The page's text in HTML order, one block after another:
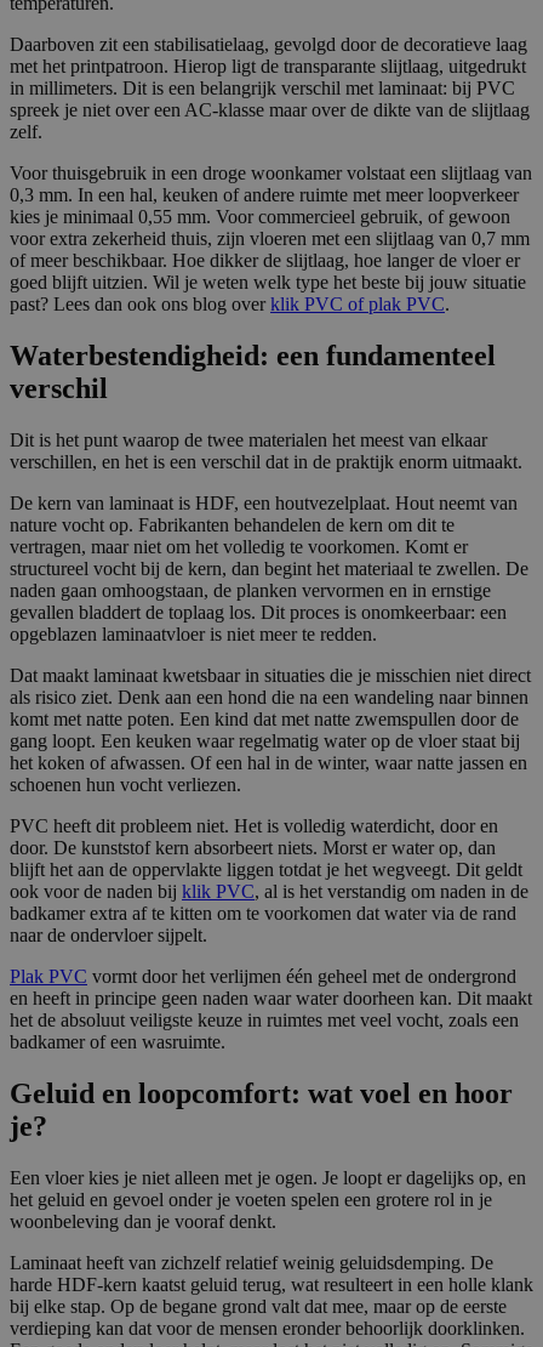
Daarboven zit een stabilisatielaag, gevolgd door de decoratieve laag
met het printpatroon. Hierop ligt de transparante slijtlaag, uitgedrukt
in millimeters. Dit is een belangrijk verschil met laminaat: bij PVC
spreek je niet over een AC-klasse maar over de dikte van de slijtlaag
zelf.
Voor thuisgebruik in een droge woonkamer volstaat een slijtlaag van
0,3 mm. In een hal, keuken of andere ruimte met meer loopverkeer
kies je minimaal 0,55 mm. Voor commercieel gebruik, of gewoon
voor extra zekerheid thuis, zijn vloeren met een slijtlaag van 0,7 mm
of meer beschikbaar. Hoe dikker de slijtlaag, hoe langer de vloer er
goed blijft uitzien. Wil je weten welk type het beste bij jouw situatie
past? Lees dan ook ons blog overklik PVC of plak PVC.
Waterbestendigheid: een fundamenteel
verschil
Dit is het punt waarop de twee materialen het meest van elkaar
verschillen, en het is een verschil dat in de praktijk enorm uitmaakt.
De kern van laminaat is HDF, een houtvezelplaat. Hout neemt van
nature vocht op. Fabrikanten behandelen de kern om dit te
vertragen, maar niet om het volledig te voorkomen. Komt er
structureel vocht bij de kern, dan begint het materiaal te zwellen. De
naden gaan omhoogstaan, de planken vervormen en in ernstige
gevallen bladdert de toplaag los. Dit proces is onomkeerbaar: een
opgeblazen laminaatvloer is niet meer te redden.
Dat maakt laminaat kwetsbaar in situaties die je misschien niet direct
als risico ziet. Denk aan een hond die na een wandeling naar binnen
komt met natte poten. Een kind dat met natte zwemspullen door de
gang loopt. Een keuken waar regelmatig water op de vloer staat bij
het koken of afwassen. Of een hal in de winter, waar natte jassen en
schoenen hun vocht verliezen.
PVC heeft dit probleem niet. Het is volledig waterdicht, door en
door. De kunststof kern absorbeert niets. Morst er water op, dan
blijft het aan de oppervlakte liggen totdat je het wegveegt. Dit geldt
ook voor de naden bij klik PVC, al is het verstandig om naden in de
badkamer extra af te kitten om te voorkomen dat water via de rand
naar de ondervloer sijpelt.
Plak PVC vormt door het verlijmen één geheel met de ondergrond
en heeft in principe geen naden waar water doorheen kan. Dit maakt
het de absoluut veiligste keuze in ruimtes met veel vocht, zoals een
badkamer of een wasruimte.
Geluid en loopcomfort: wat voel en hoor
je?
Een vloer kies je niet alleen met je ogen. Je loopt er dagelijks op, en
het geluid en gevoel onder je voeten spelen een grotere rol in je
woonbeleving dan je vooraf denkt.
Laminaat heeft van zichzelf relatief weinig geluidsdemping. De
harde HDF-kern kaatst geluid terug, wat resulteert in een holle klank
bij elke stap. Op de begane grond valt dat mee, maar op de eerste
verdieping kan dat voor de mensen eronder behoorlijk doorklinken.
r
/
o
m
d
a
t
u
m
__cf_bm
C
u
d
fl
a
r
e
n
c.
n
dl
y.
o
3
0
m
in
ut
e
Deze cookie wordt gebruikt om
onderscheid te maken tussen mensen en
bots. Dit is gunstig voor de website, om
geldige rapporten te kunnen maken over
het gebruik van hun website.
__cfruid
C
lo
u
d
fl
a
e
I
n
c.
.c
al
e
n
y.
o
m
S
es
si
e
Cookie geassocieerd met sites die
CloudFlare gebruiken, gebruikt om
vertrouwd webverkeer te identificeren.
_GRECAPTCHA
G
o
o
e
L
C
w
.g
c
o
6
n
d
n
Google reCAPTCHA plaatst een
H
P.
n
et
ja
es
si
e
basis van de PHP-taal. Dit is een
identificator voor algemene doeleinden
die wordt gebruikt om variabelen van
gebruikerssessies te onderhouden. Het is
normaal gesproken een willekeurig